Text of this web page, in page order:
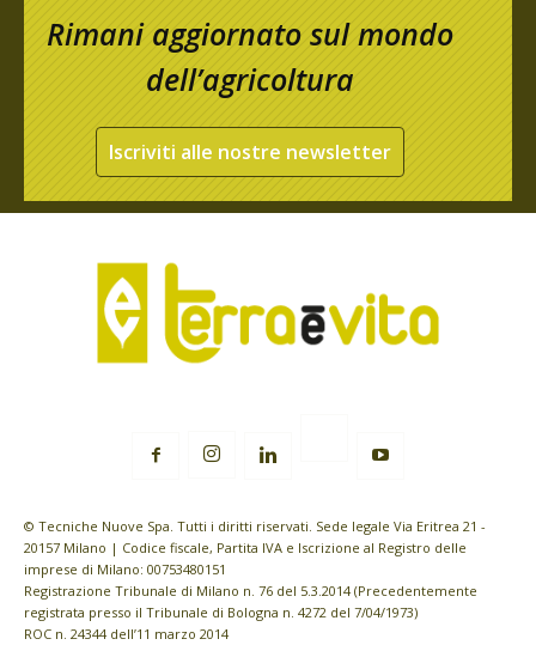
Rimani aggiornato sul mondo
dell’agricoltura
Iscriviti alle nostre newsletter
© Tecniche Nuove Spa. Tutti i diritti riservati. Sede legale Via Eritrea 21 -
20157 Milano | Codice fiscale, Partita IVA e Iscrizione al Registro delle
imprese di Milano: 00753480151
Registrazione Tribunale di Milano n. 76 del 5.3.2014 (Precedentemente
registrata presso il Tribunale di Bologna n. 4272 del 7/04/1973)
ROC n. 24344 dell’11 marzo 2014